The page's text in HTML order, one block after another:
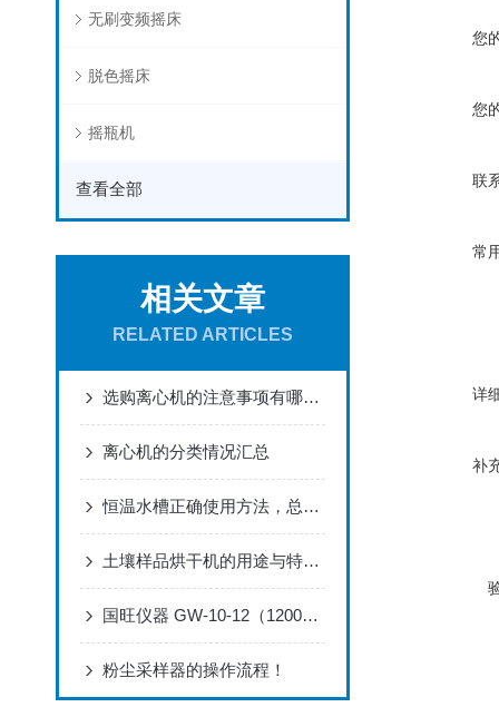
无刷变频摇床
脱色摇床
摇瓶机
查看全部
相关文章
RELATED ARTICLES
选购离心机的注意事项有哪些呢
离心机的分类情况汇总
恒温水槽正确使用方法，总结了5点
土壤样品烘干机的用途与特点总结
国旺仪器 GW-10-12（1200℃）马弗炉设备综合性能实测报告
粉尘采样器的操作流程！
您
您
联
常
详
补